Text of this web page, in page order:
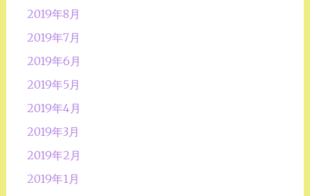
2019年8月
2019年7月
2019年6月
2019年5月
2019年4月
2019年3月
2019年2月
2019年1月